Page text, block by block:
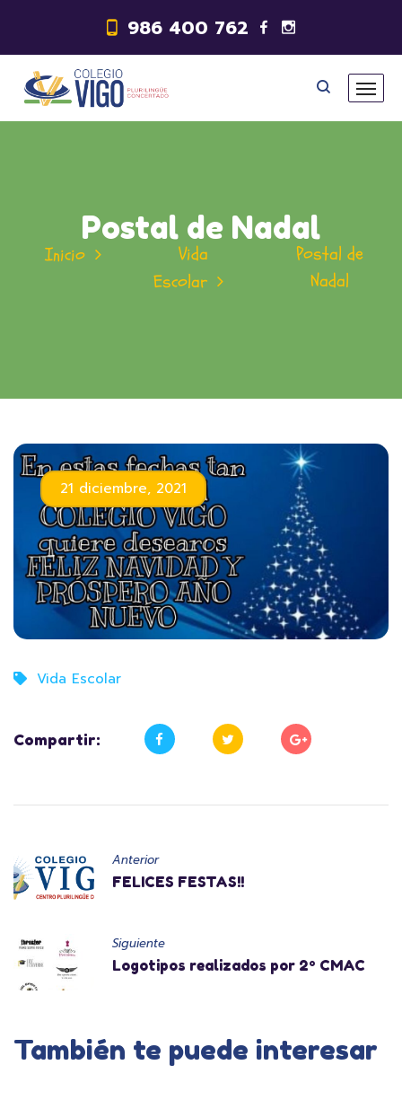
986 400 762
Postal de Nadal
Inicio
Vida
Escolar
Postal de
Nadal
21 diciembre, 2021
Vida Escolar
Compartir:
Anterior
FELICES FESTAS!!
Siguiente
Logotipos realizados por 2º CMAC
También te puede interesar